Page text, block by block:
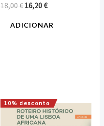
18,00€ 16,20€
ADICIONAR
10% desconto
O
preço
O
preço